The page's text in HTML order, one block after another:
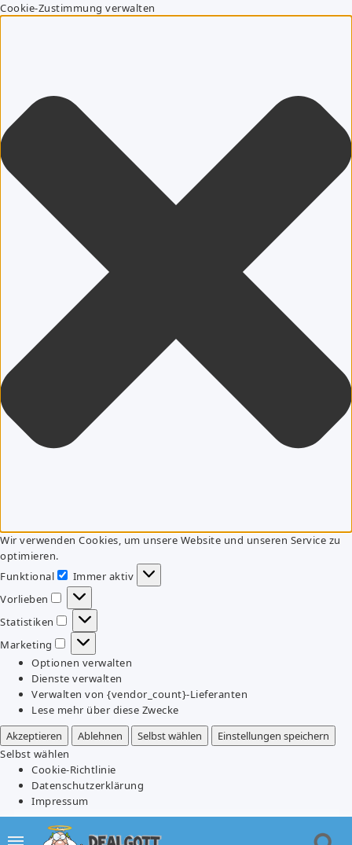
Cookie-Zustimmung verwalten
Wir verwenden Cookies, um unsere Website und unseren Service zu
optimieren.
Funktional
Funktional
Immer aktiv
Vorlieben
Vorlieben
Statistiken
Statistiken
Marketing
Marketing
Optionen verwalten
Dienste verwalten
Verwalten von {vendor_count}-Lieferanten
Lese mehr über diese Zwecke
Akzeptieren
Ablehnen Selbst wählen
Einstellungen speichern
Selbst wählen
Cookie-Richtlinie
Datenschutzerklärung
Impressum